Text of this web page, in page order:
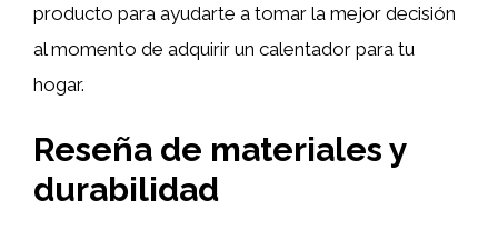
producto para ayudarte a tomar la mejor decisión
al momento de adquirir un calentador para tu
hogar.
Reseña de materiales y
durabilidad